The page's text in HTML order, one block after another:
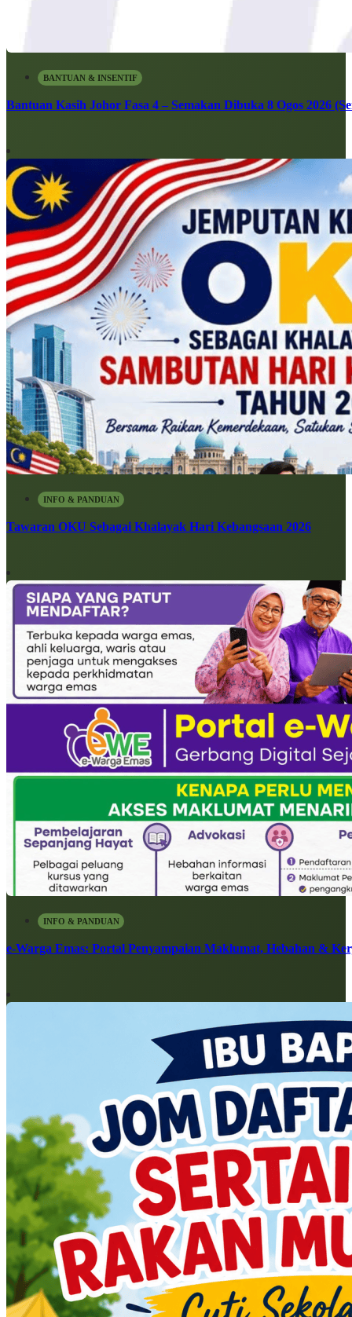
BANTUAN & INSENTIF
Bantuan Kasih Johor Fasa 4 – Semakan Dibuka 8 Ogos 2026
INFO & PANDUAN
Tawaran OKU Sebagai Khalayak Hari Kebangsaan 2026
INFO & PANDUAN
e-Warga Emas: Portal Penyampaian Maklumat, Hebahan &